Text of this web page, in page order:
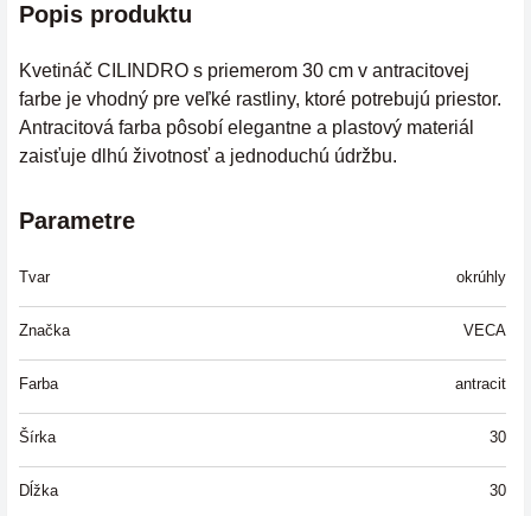
Popis produktu
Kvetináč CILINDRO s priemerom 30 cm v antracitovej
farbe je vhodný pre veľké rastliny, ktoré potrebujú priestor.
Antracitová farba pôsobí elegantne a plastový materiál
zaisťuje dlhú životnosť a jednoduchú údržbu.
Parametre
Tvar okrúhly
Značka VECA
Farba antracit
Šírka 30
Dĺžka 30